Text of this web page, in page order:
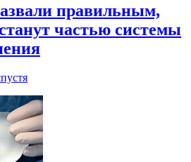
правильным,
частью системы